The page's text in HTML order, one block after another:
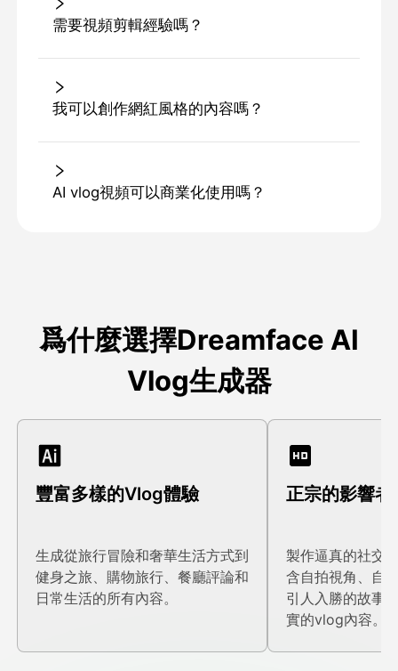
需要視頻剪輯經驗嗎？
我可以創作網紅風格的內容嗎？
AI vlog視頻可以商業化使用嗎？
爲什麼選擇Dreamface AI
Vlog生成器
豐富多樣的Vlog體驗
生成從旅行冒險和奢華生活方式到
健身之旅、購物旅行、餐廳評論和
日常生活的所有內容。
正宗的影響者
製作逼真的社交
含自拍視角、自
引人入勝的故事
實的vlog內容。